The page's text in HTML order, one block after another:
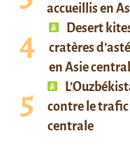
accueillis en
Desert
cratères
en Asie
contre le trafic
centrale